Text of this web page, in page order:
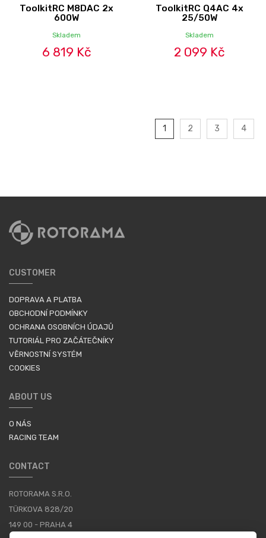
ToolkitRC M8DAC 2x
600W
Skladem
6 819 Kč
ToolkitRC Q4AC 4x
25/50W
Skladem
2 099 Kč
1 2 3 4
CUSTOMER
DOPRAVA A PLATBA
OBCHODNÍ PODMÍNKY
OCHRANA OSOBNÍCH ÚDAJŮ
TUTORIÁL PRO ZAČÁTEČNÍKY
VĚRNOSTNÍ SYSTÉM
COOKIES
ABOUT US
O NÁS
RACING TEAM
CONTACT
ROTORAMA S.R.O.
TÜRKOVA 828/20
149 00 - PRAHA 4